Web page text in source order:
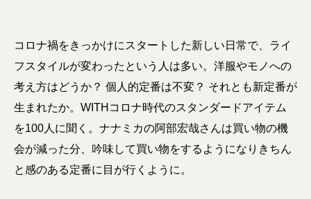
コロナ禍をきっかけにスタートした新しい日常で、ライ
フスタイルが変わったという人は多い。洋服やモノへの
考え方はどうか？ 個人的定番は不変？ それとも新定番が
生まれたか。WITHコロナ時代のスタンダードアイテム
を100人に聞く。ナナミカの阿部宏哉さんは買い物の機
会が減った分、吟味して買い物をするようになりきちん
と感のある定番に目が行くように。